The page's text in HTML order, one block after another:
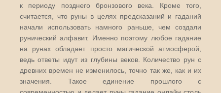
к периоду позднего бронзового века. Кроме того,
считается, что руны в целях предсказаний и гаданий
начали использовать намного раньше, чем создали
рунический алфавит. Именно поэтому любое гадание
на рунах обладает просто магической атмосферой,
ведь ответы идут из глубины веков. Количество рун с
древних времен не изменилось, точно так же, как и их
значения. Такое единение прошлого с